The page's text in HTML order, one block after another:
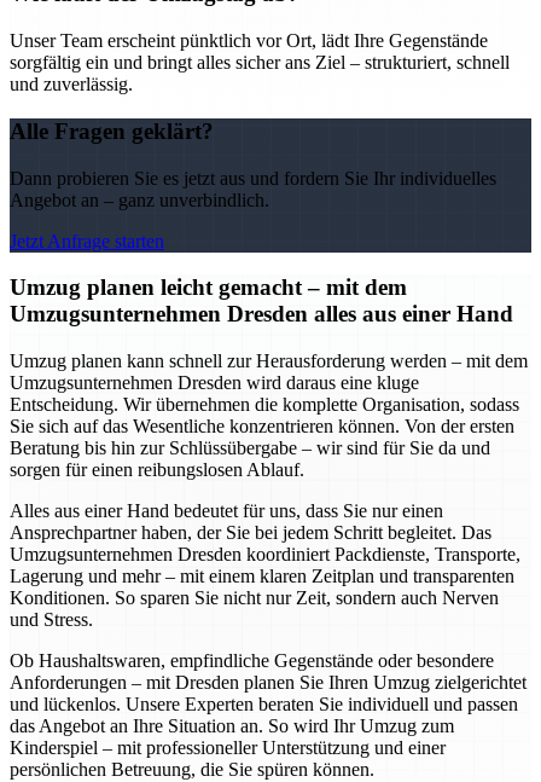
Unser Team erscheint pünktlich vor Ort, lädt Ihre Gegenstände
sorgfältig ein und bringt alles sicher ans Ziel – strukturiert, schnell
und zuverlässig.
Alle Fragen geklärt?
Dann probieren Sie es jetzt aus und fordern Sie Ihr individuelles
Angebot an – ganz unverbindlich.
Jetzt Anfrage starten
Umzug planen leicht gemacht – mit dem
Umzugsunternehmen Dresden alles aus einer Hand
Umzug planen kann schnell zur Herausforderung werden – mit dem
Umzugsunternehmen Dresden wird daraus eine kluge
Entscheidung. Wir übernehmen die komplette Organisation, sodass
Sie sich auf das Wesentliche konzentrieren können. Von der ersten
Beratung bis hin zur Schlüssübergabe – wir sind für Sie da und
sorgen für einen reibungslosen Ablauf.
Alles aus einer Hand bedeutet für uns, dass Sie nur einen
Ansprechpartner haben, der Sie bei jedem Schritt begleitet. Das
Umzugsunternehmen Dresden koordiniert Packdienste, Transporte,
Lagerung und mehr – mit einem klaren Zeitplan und transparenten
Konditionen. So sparen Sie nicht nur Zeit, sondern auch Nerven
und Stress.
Ob Haushaltswaren, empfindliche Gegenstände oder besondere
Anforderungen – mit Dresden planen Sie Ihren Umzug zielgerichtet
und lückenlos. Unsere Experten beraten Sie individuell und passen
das Angebot an Ihre Situation an. So wird Ihr Umzug zum
Kinderspiel – mit professioneller Unterstützung und einer
persönlichen Betreuung, die Sie spüren können.